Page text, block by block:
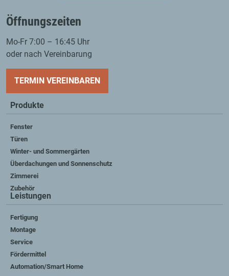
Öffnungszeiten
Mo-Fr 7:00 – 16:45 Uhr
oder nach Vereinbarung
TERMIN VEREINBAREN
Produkte
Fenster
Türen
Winter- und Sommergärten
Überdachungen und Sonnenschutz
Zimmerei
Zubehör
Leistungen
Fertigung
Montage
Service
Fördermittel
Automation/Smart Home